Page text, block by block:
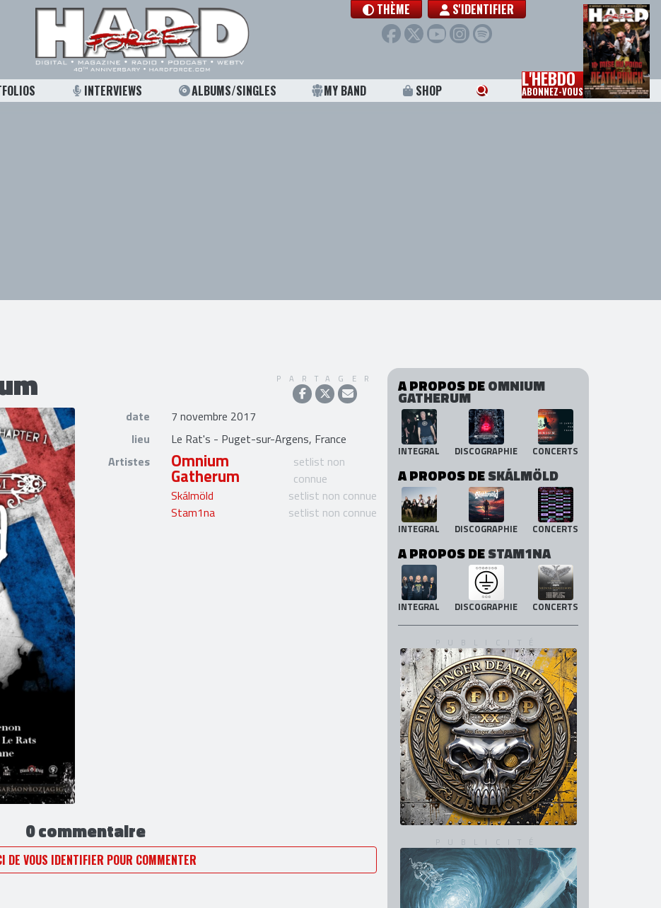
THÈME S'IDENTIFIER
INTERVIEWS ALBUMS/SINGLES MY BAND SHOP L'HEBDO
ABONNEZ-VOUS
PARTAGER
date
7 novembre 2017
lieu
Le Rat's - Puget-sur-Argens, France
Artistes
Omnium
Gatherum
setlist non
connue
Skálmöld
setlist non connue
Stam1na
setlist non connue
0 commentaire
DE VOUS IDENTIFIER POUR COMMENTER
A PROPOS DEOMNIUM
GATHERUM
INTEGRAL DISCOGRAPHIE CONCERTS
A PROPOS DESKÁLMÖLD
INTEGRAL DISCOGRAPHIE CONCERTS
A PROPOS DESTAM1NA
INTEGRAL DISCOGRAPHIE CONCERTS